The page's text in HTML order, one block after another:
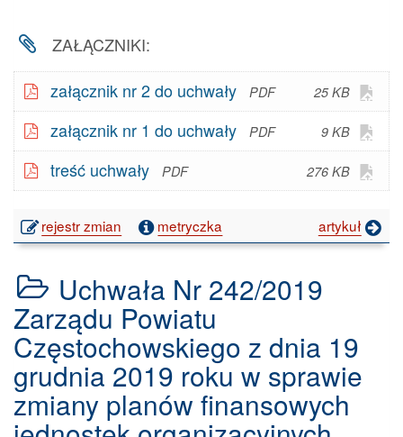
finansowych
organizacyjnych
Powiatu
Częstochowskiego
na
rok.
ZAŁĄCZNIKI:
załącznik nr 2 do uchwały
25 KB
plik
w
-
załącznik nr 1 do uchwały 9 KB
plik
w
-
treść uchwały 276 KB
plik
w
rejestr zmian publikacji:
Uchwała
243/2019
Zarządu
Powiatu
Częstochowskiego
z
dnia
31
grudnia
2019
metryczka artykuł
Uchwała Nr 242/2019
Zarządu Powiatu
Częstochowskiego z dnia 19
grudnia 2019 roku w sprawie
zmiany planów finansowych